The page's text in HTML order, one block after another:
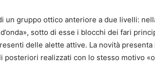
un gruppo ottico anteriore a due livelli:
sotto di esse i blocchi dei fari
delle alette attive. La novità
posteriori realizzati con lo stesso motivo